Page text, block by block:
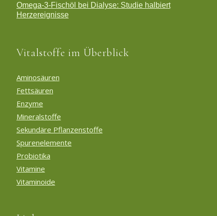
Omega-3-Fischöl bei Dialyse: Studie halbiert
Herzereignisse
Vitalstoffe im Überblick
Aminosäuren
Fettsäuren
Enzyme
Mineralstoffe
Sekundäre Pflanzenstoffe
Spurenelemente
Probiotika
Vitamine
Vitaminoide